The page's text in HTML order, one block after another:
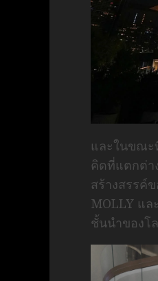
และในขณะ
คิดที่แตกต่า
สร้างสรรค์
MOLLY แล
ชั้นนำของโ